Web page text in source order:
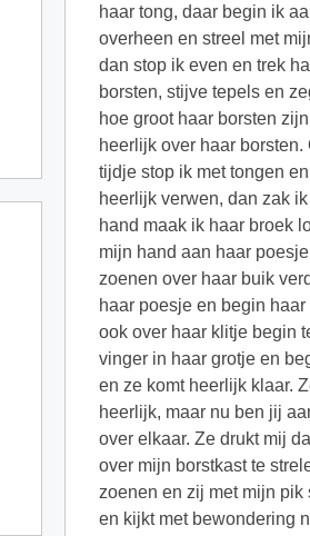
haar tong, daar begin ik
overheen en streel met
dan stop ik even en trek
borsten, stijve tepels en
hoe groot haar borsten
heerlijk over haar
tijdje stop ik met tongen
heerlijk verwen, dan zak
hand maak ik haar broek
mijn hand aan haar
zoenen over haar buik
haar poesje en begin
ook over haar klitje begin
vinger in haar grotje en
en ze komt heerlijk klaar.
heerlijk, maar nu ben jij
over elkaar. Ze drukt mij
over mijn borstkast te
zoenen en zij met mijn pik
en kijkt met bewondering